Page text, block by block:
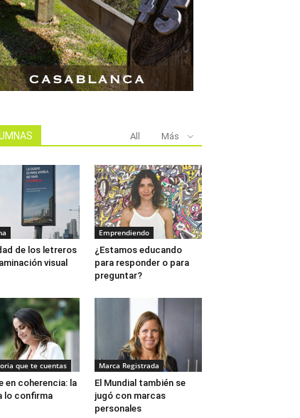
All Más
de los letreros
visual
Emprendiendo
¿Estamos educando
para responder o para
preguntar?
que te cuentas
en coherencia: la
lo confirma
Marca Registrada
El Mundial también se
jugó con marcas
personales